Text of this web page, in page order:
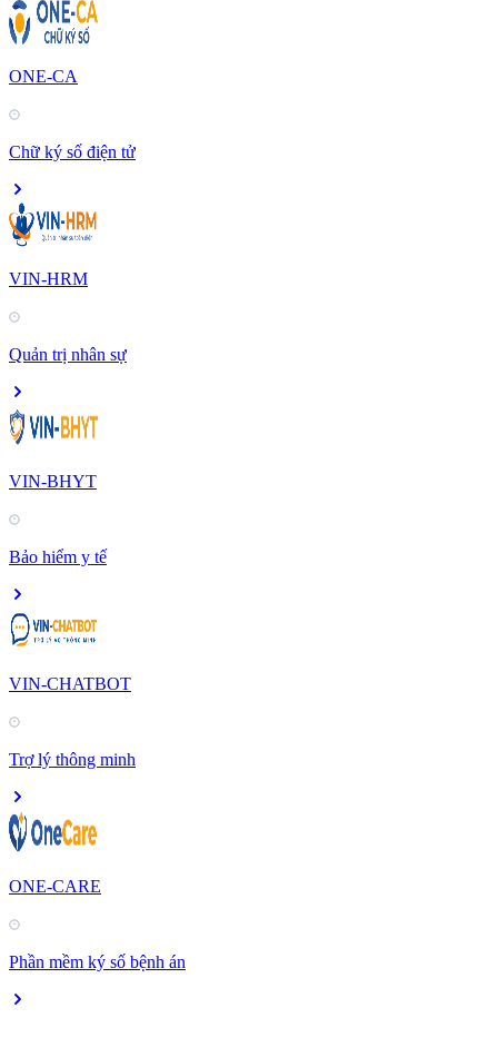
ONE-CA
Chữ ký số điện tử
VIN-HRM
Quản trị nhân sự
VIN-BHYT
Bảo hiểm y tế
VIN-CHATBOT
Trợ lý thông minh
ONE-CARE
Phần mềm ký số bệnh án